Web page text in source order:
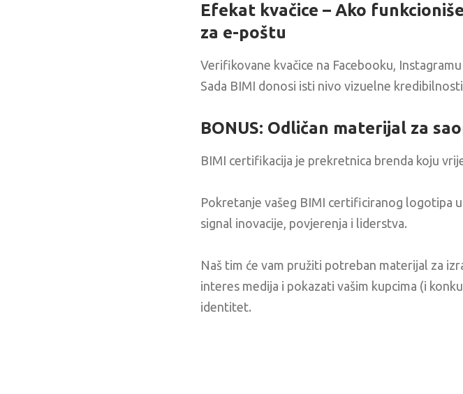
Efekat kvačice – Ako
za e-poštu
Verifikovane kvačice na Facebooku,
Sada BIMI donosi isti nivo vizuelne
BONUS: Odličan materijal za
BIMI certifikacija je prekretnica brenda koju
Pokretanje vašeg BIMI certificiranog logotipa
signal inovacije, povjerenja i liderstva.
Naš tim će vam pružiti potreban materijal za
interes medija i pokazati vašim kupcima (i
identitet.